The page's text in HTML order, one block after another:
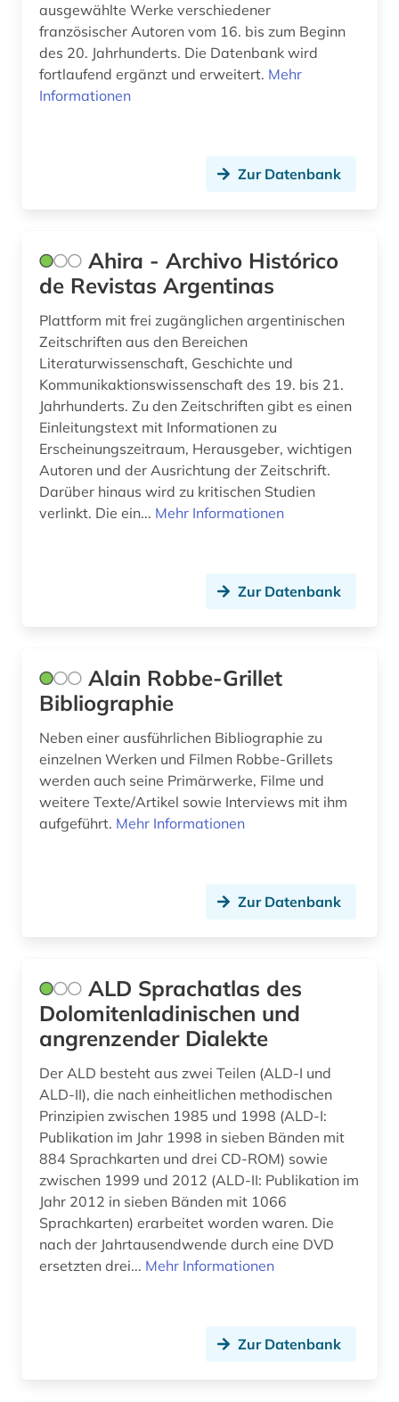
bündnerromanisch (1)
calderón (1)
calderón de la barca, pedro | schriftsteller;
geistlicher; dramatiker; librettist; lyriker;
chrétien de troyes (1)
dante (3)
dante alighieri (1)
de inventoribus rerum (1)
denkmal (1)
deutsch (18)
digital humanities (1)
digitalisat (1)
digitalisierung (1)
discovery service (1)
dissertation (2)
dresden (1)
drittes reich (1)
druckgraphik (1)
druckwerk (2)
dänisch (3)
e-learning (1)
edition (1)
Schweden (1)
Schweiz (7)
Slowakei (1)
ausgewählte Werke verschiedener
französischer Autoren vom 16. bis zum Beginn
des 20. Jahrhunderts. Die Datenbank wird
fortlaufend ergänzt und erweitert. Mehr
Informationen
Zur Datenbank
Ahira - Archivo Histórico
de Revistas Argentinas
Plattform mit frei zugänglichen argentinischen
Zeitschriften aus den Bereichen
Literaturwissenschaft, Geschichte und
Kommunikaktionswissenschaft des 19. bis 21.
Jahrhunderts. Zu den Zeitschriften gibt es einen
Einleitungstext mit Informationen zu
Erscheinungszeitraum, Herausgeber, wichtigen
Autoren und der Ausrichtung der Zeitschrift.
Darüber hinaus wird zu kritischen Studien
verlinkt. Die ein... Mehr Informationen
Zur Datenbank
Alain Robbe-Grillet
Bibliographie
Neben einer ausführlichen Bibliographie zu
einzelnen Werken und Filmen Robbe-Grillets
werden auch seine Primärwerke, Filme und
weitere Texte/Artikel sowie Interviews mit ihm
aufgeführt. Mehr Informationen
Zur Datenbank
ALD Sprachatlas des
Dolomitenladinischen und
angrenzender Dialekte
Der ALD besteht aus zwei Teilen (ALD-I und
ALD-II), die nach einheitlichen methodischen
Prinzipien zwischen 1985 und 1998 (ALD-I:
Publikation im Jahr 1998 in sieben Bänden mit
884 Sprachkarten und drei CD-ROM) sowie
zwischen 1999 und 2012 (ALD-II: Publikation im
Jahr 2012 in sieben Bänden mit 1066
Sprachkarten) erarbeitet worden waren. Die
nach der Jahrtausendwende durch eine DVD
ersetzten drei... Mehr Informationen
Zur Datenbank